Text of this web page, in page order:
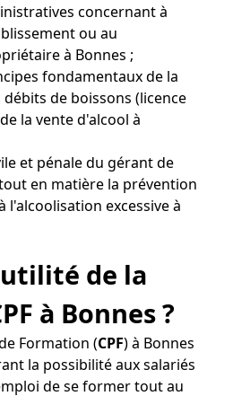
concernant à
ou au
à Bonnes ;
fondamentaux de la
de boissons (licence
la vente d'alcool à
et pénale du gérant de
en matière la prévention
l'alcoolisation excessive à
de la
à Bonnes ?
Formation (CPF) à Bonnes
la possibilité aux salariés
de se former tout au